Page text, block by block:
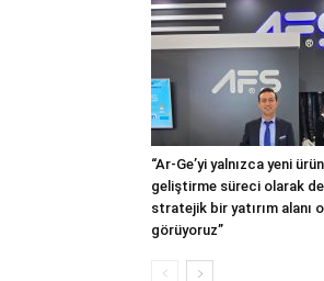
“Ar-Ge’yi yalnızca yeni ürün
geliştirme süreci olarak
stratejik bir yatırım alanı
görüyoruz”